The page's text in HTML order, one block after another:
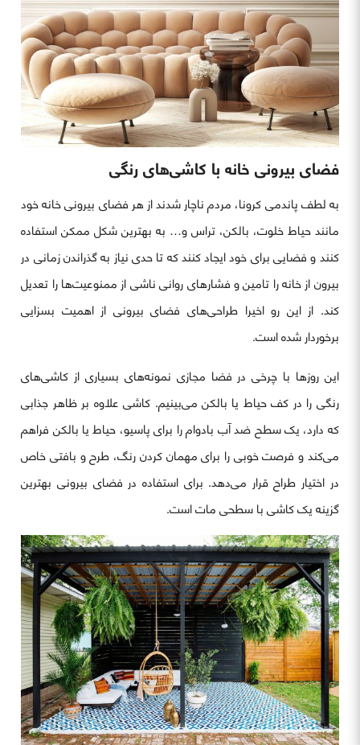
فضای بیرونی خانه با کاشی‌های رنگی
به لطف پاندمی کرونا، مردم ناچار شدند از هر فضای بیرونی خانه خود
مانند حیاط خلوت، بالکن، تراس و… به بهترین شکل ممکن استفاده
کنند و فضایی برای خود ایجاد کنند که تا حدی نیاز به گذراندن زمانی در
بیرون از خانه را تامین و فشارهای روانی ناشی از ممنوعیت‌ها را تعدیل
کند. از این رو اخیرا طراحی‌های فضای بیرونی از اهمیت بسزایی
برخوردار شده است.
این روزها با چرخی در فضا مجازی نمونه‌های بسیاری از کاشی‌های
رنگی را در کف حیاط یا بالکن می‌بینیم. کاشی علاوه بر ظاهر جذابی
که دارد، یک سطح ضد آب بادوام را برای پاسیو، حیاط یا بالکن فراهم
می‌کند و فرصت خوبی را برای مهمان کردن رنگ، طرح و بافتی خاص
در اختیار طراح قرار می‌دهد. برای استفاده در فضای بیرونی بهترین
گزینه یک کاشی با سطحی مات است.